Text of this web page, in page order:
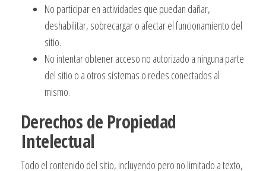
No participar en actividades que puedan dañar,
deshabilitar, sobrecargar o afectar el funcionamiento del
sitio.
No intentar obtener acceso no autorizado a ninguna parte
del sitio o a otros sistemas o redes conectados al
mismo.
Derechos de Propiedad
Intelectual
Todo el contenido del sitio, incluyendo pero no limitado a texto,